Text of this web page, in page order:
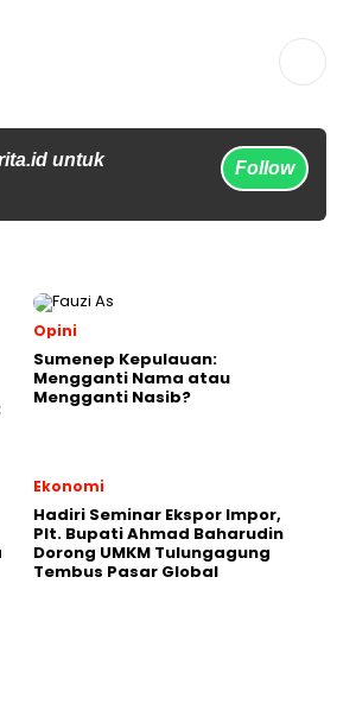
untuk
Follow
Opini
Sumenep Kepulauan:
Mengganti Nama atau
Mengganti Nasib?
Ekonomi
Hadiri Seminar Ekspor Impor,
Plt. Bupati Ahmad Baharudin
Dorong UMKM Tulungagung
Tembus Pasar Global